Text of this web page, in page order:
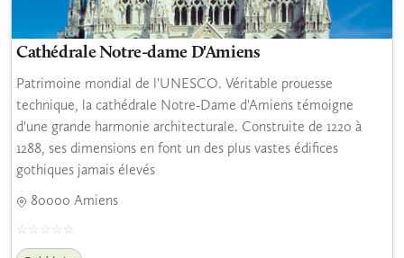
Cathédrale Notre-dame D'Amiens
Patrimoine mondial de l'UNESCO. Véritable prouesse
technique, la cathédrale Notre-Dame d'Amiens témoigne
d'une grande harmonie architecturale. Construite de 1220 à
1288, ses dimensions en font un des plus vastes édifices
gothiques jamais élevés
80000 Amiens